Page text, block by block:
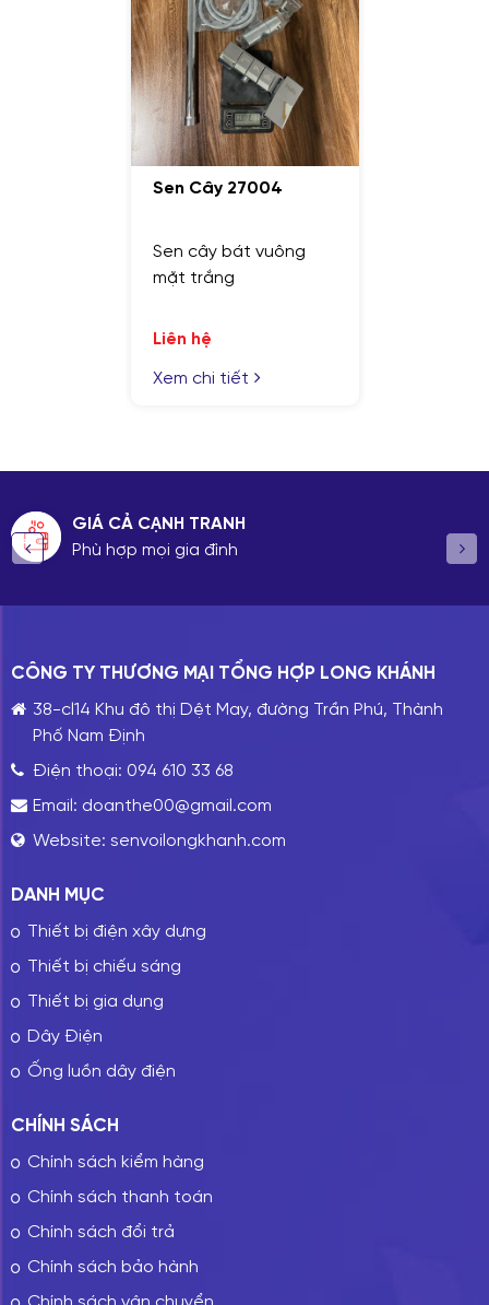
Sen Cây 27004
Sen cây bát vuông
mặt trắng
Liên hệ
Xem chi tiết
TRANH
gia đình
Ưu tiên
CÔNG TY THƯƠNG MẠI TỔNG HỢP LONG KHÁNH
38-cl14 Khu đô thị Dệt May, đường Trần Phú, Thành
Phố Nam Định
Điện thoại: 094 610 33 68
Email: doanthe00@gmail.com
Website: senvoilongkhanh.com
DANH MỤC
Thiết bị điện xây dựng
Thiết bị chiếu sáng
Thiết bị gia dụng
Dây Điện
Ống luồn dây điện
CHÍNH SÁCH
Chính sách kiểm hàng
Chính sách thanh toán
Chính sách đổi trả
Chính sách bảo hành